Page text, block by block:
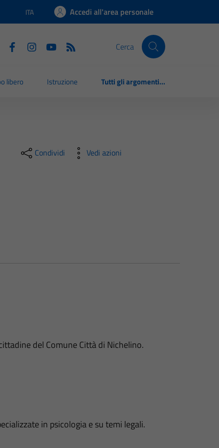
Lingua attiva:
ITA Accedi all'area personale
Cerca
libero Istruzione Tutti gli argomenti...
Condividi Vedi azioni
del Comune Città di Nichelino.
in psicologia e su temi legali.